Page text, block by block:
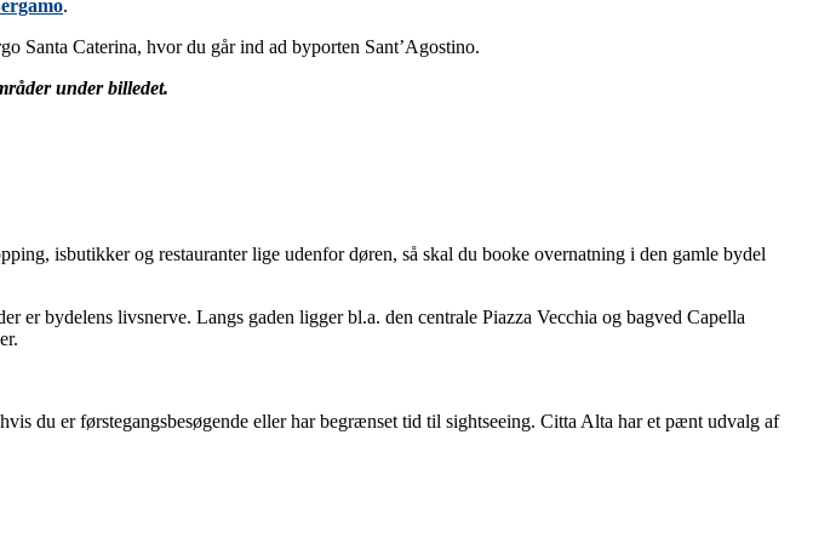
.
Santa Caterina, hvor du går ind ad byporten Sant’Agostino.
under billedet.
isbutikker og restauranter lige udenfor døren, så skal du booke overnatning i den gamle bydel
er bydelens livsnerve. Langs gaden ligger bl.a. den centrale Piazza Vecchia og bagved Capella
du er førstegangsbesøgende eller har begrænset tid til sightseeing. Citta Alta har et pænt udvalg af